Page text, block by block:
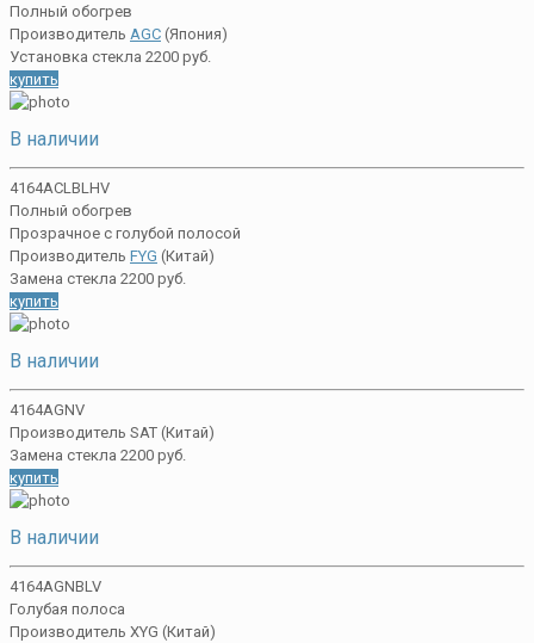
Полный обогрев
Производитель AGC (Япония)
Установка стекла 2200 руб.
купить
В наличии
4164ACLBLHV
Полный обогрев
Прозрачное с голубой полосой
Производитель FYG (Китай)
Замена стекла 2200 руб.
купить
В наличии
4164AGNV
Производитель SAT (Китай)
Замена стекла 2200 руб.
купить
В наличии
4164AGNBLV
Голубая полоса
Производитель XYG (Китай)